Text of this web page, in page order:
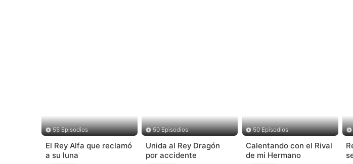
55 Episodios
El Rey Alfa que reclamó
a su luna
50 Episodios
Unida al Rey Dragón
por accidente
50 Episodios
Calentando con el Rival
de mi Hermano